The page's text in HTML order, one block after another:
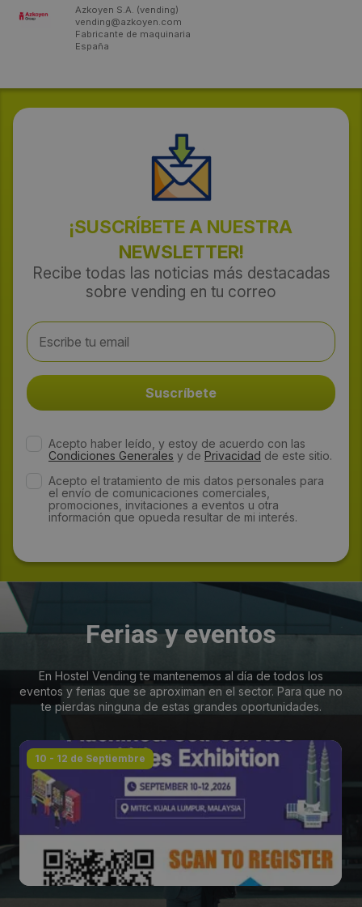
Azkoyen S.A. (vending)
vending@azkoyen.com
Fabricante de maquinaria
España
¡SUSCRÍBETE A NUESTRA
NEWSLETTER!
Recibe todas las noticias más destacadas
sobre vending en tu correo
Acepto haber leído, y estoy de acuerdo con las
Condiciones Generales y de Privacidad de este sitio.
Acepto el tratamiento de mis datos personales para
el envío de comunicaciones comerciales,
promociones, invitaciones a eventos u otra
información que opueda resultar de mi interés.
Ferias y eventos
En Hostel Vending te mantenemos al día de todos los
eventos y ferias que se aproximan en el sector. Para que no
te pierdas ninguna de estas grandes oportunidades.
10 - 12 de Septiembre